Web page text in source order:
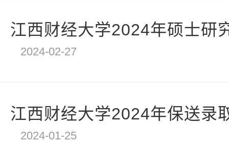
江西财经大学2024年硕士研
2024-02-27
江西财经大学2024年保送录
2024-01-25